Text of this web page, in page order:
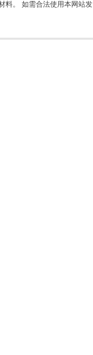
料。 如需合法使用本网站发